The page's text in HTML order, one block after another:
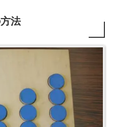
法